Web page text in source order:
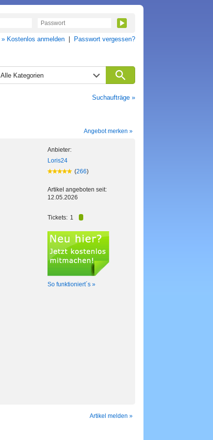
» Kostenlos anmelden Passwort vergessen?
Alle Kategorien
Suchaufträge »
Angebot merken »
Anbieter:
Loris24
(266)
Artikel angeboten seit:
12.05.2026
Tickets: 1
So funktioniert´s »
Artikel melden »